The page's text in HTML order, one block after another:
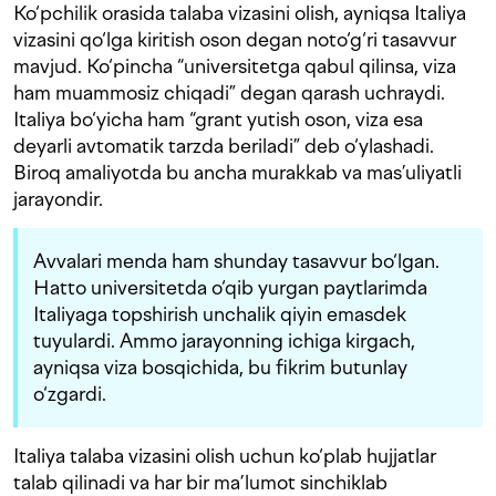
Ko‘pchilik orasida talaba vizasini olish, ayniqsa Italiya
vizasini qo‘lga kiritish oson degan noto‘g‘ri tasavvur
mavjud. Ko‘pincha “universitetga qabul qilinsa, viza
ham muammosiz chiqadi” degan qarash uchraydi.
Italiya bo‘yicha ham “grant yutish oson, viza esa
deyarli avtomatik tarzda beriladi” deb o‘ylashadi.
Biroq amaliyotda bu ancha murakkab va mas’uliyatli
jarayondir.
Avvalari menda ham shunday tasavvur bo‘lgan.
Hatto universitetda o‘qib yurgan paytlarimda
Italiyaga topshirish unchalik qiyin emasdek
tuyulardi. Ammo jarayonning ichiga kirgach,
ayniqsa viza bosqichida, bu fikrim butunlay
o‘zgardi.
Italiya talaba vizasini olish uchun ko‘plab hujjatlar
talab qilinadi va har bir ma’lumot sinchiklab